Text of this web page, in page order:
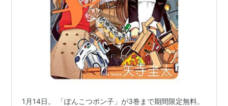
1月14日。 「ぽんこつポン子」が3巻まで期間限定無料。